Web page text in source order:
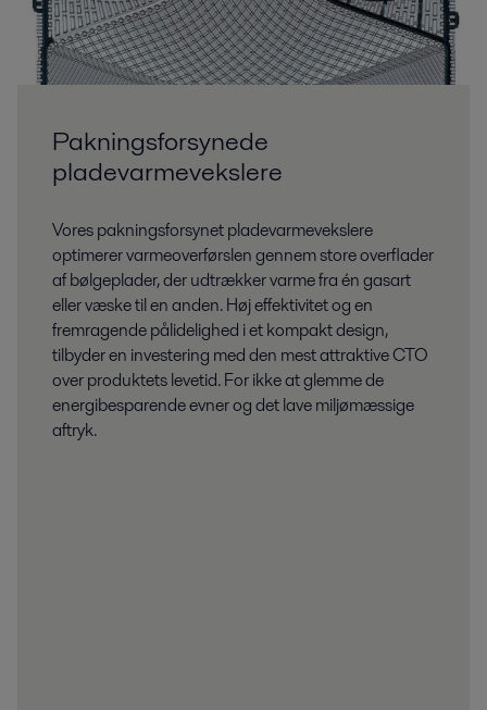
Pakningsforsynede
pladevarmevekslere
Vores pakningsforsynet pladevarmevekslere
optimerer varmeoverførslen gennem store overflader
af bølgeplader, der udtrækker varme fra én gasart
eller væske til en anden. Høj effektivitet og en
fremragende pålidelighed i et kompakt design,
tilbyder en investering med den mest attraktive CTO
over produktets levetid. For ikke at glemme de
energibesparende evner og det lave miljømæssige
aftryk.